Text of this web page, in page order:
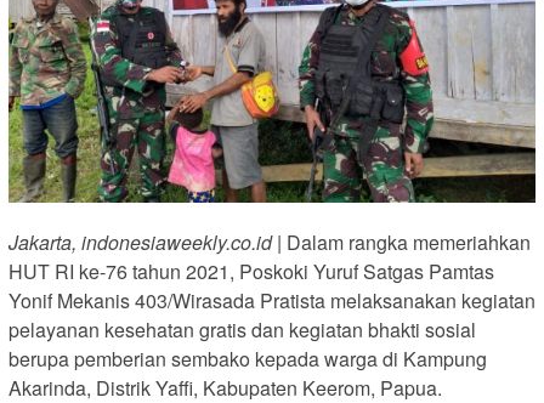
Jakarta, indonesiaweekly.co.id| Dalam rangka memeriahkan
HUT RI ke-76 tahun 2021, Poskoki Yuruf Satgas Pamtas
Yonif Mekanis 403/Wirasada Pratista melaksanakan kegiatan
pelayanan kesehatan gratis dan kegiatan bhakti sosial
berupa pemberian sembako kepada warga di Kampung
Akarinda, Distrik Yaffi, Kabupaten Keerom, Papua.